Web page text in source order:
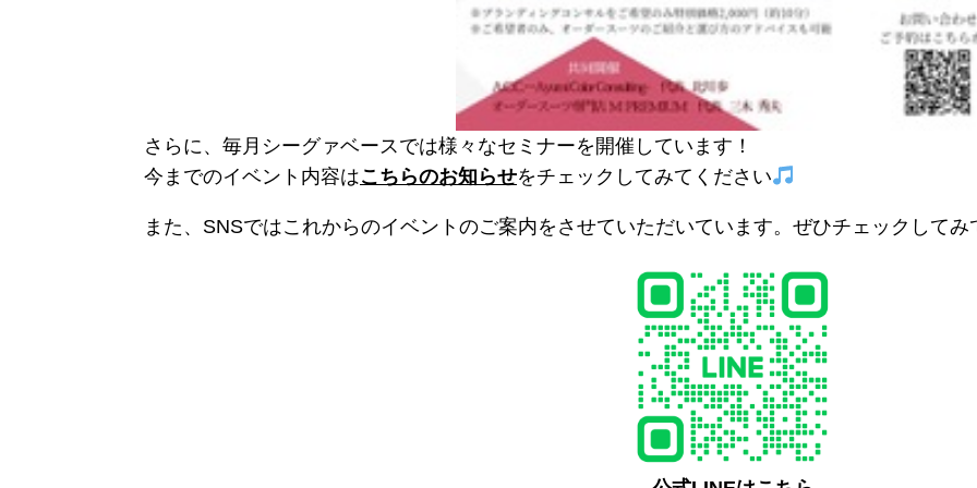
さらに、毎月シーグァベースでは様々なセミナーを開催しています！
今までのイベント内容はこちらのお知らせをチェックしてみてください
また、SNSではこれからのイベントのご案内をさせていただいています。ぜひチェックしてみ